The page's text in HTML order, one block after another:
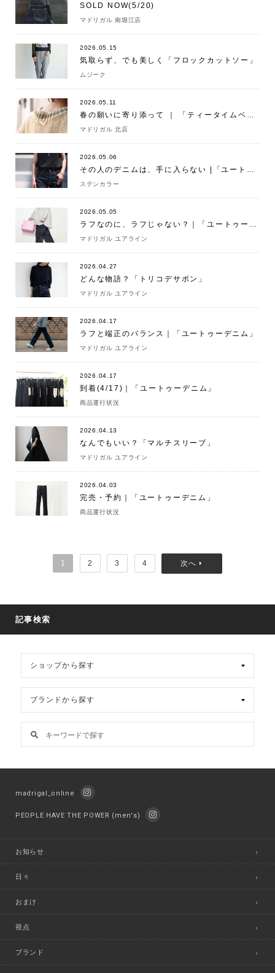
SOLD NOW(5/20)
マドリガル 南堀江店
2026.05.15
気取らず、でも美しく「フロックカットソー」
ムジーク
2026.05.11
春の願いに寄り添って ｜ 「ティータイムベスト」
マドリガル 北店
2026.05.06
その人のデニムは、手に入らない |「ユートゥーデニム」
ステンカラー
2026.05.05
ラフなのに、ラフじゃない？｜「ユートゥーデニム」
マドリガル ユアライン
2026.04.27
どんな物語？「トリコデサボン」
マドリガル ユアライン
2026.04.17
ラフと端正のバランス｜「ユートゥーデニム」
マドリガル ユアライン
2026.04.17
到着(4/17)｜「ユートゥーデニム」
商品運行状況
2026.04.13
なんでもいい？「マルチスリーブ」
マドリガル ユアライン
2026.04.03
完売・予約｜「ユートゥーデニム」
商品運行状況
1 2 3 4
記事検索
madrigal_online
PEOPLE HAVE THE POWER (men's)
お知らせ
日々
おまけ
視点
ブランド